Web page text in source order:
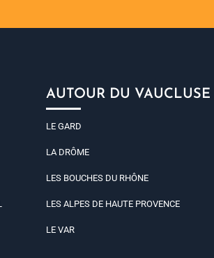
AUTOUR DU VAUCLUSE
LE GARD
LA DRÔME
LES BOUCHES DU RHÔNE
LES ALPES DE HAUTE PROVENCE
LE VAR